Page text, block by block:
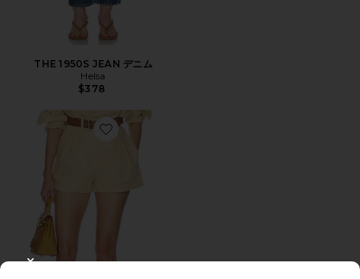
THE 1950S JEAN デニム
Helsa
$378
Favorite WASHED LINEN PLEATED SHORT ショートパ